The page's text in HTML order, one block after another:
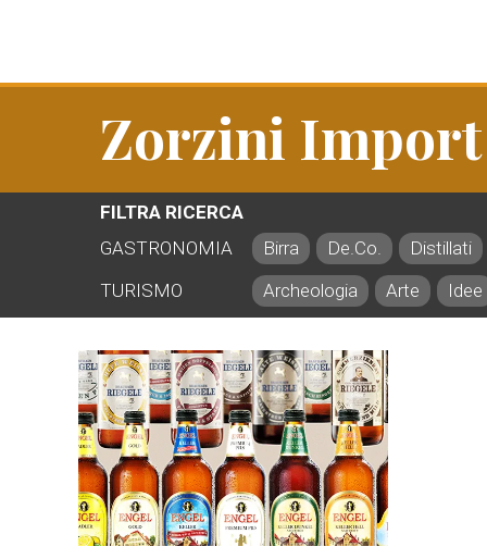
Zorzini Import
FILTRA RICERCA
GASTRONOMIA
Birra De.Co.
Distillati
TURISMO
Archeologia Arte Idee